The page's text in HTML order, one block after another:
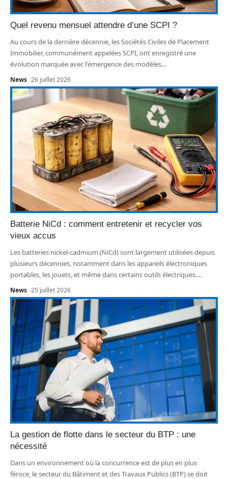
Quel revenu mensuel attendre d’une SCPI ?
Au cours de la dernière décennie, les Sociétés Civiles de Placement
Immobilier, communément appelées SCPI, ont enregistré une
évolution marquée avec l'émergence des modèles…
News 26 juillet 2026
Batterie NiCd : comment entretenir et recycler vos
vieux accus
Les batteries nickel-cadmium (NiCd) sont largement utilisées depuis
plusieurs décennies, notamment dans les appareils électroniques
portables, les jouets, et même dans certains outils électriques.…
News 25 juillet 2026
La gestion de flotte dans le secteur du BTP : une
nécessité
Dans un environnement où la concurrence est de plus en plus
féroce, le secteur du Bâtiment et des Travaux Publics (BTP) se doit